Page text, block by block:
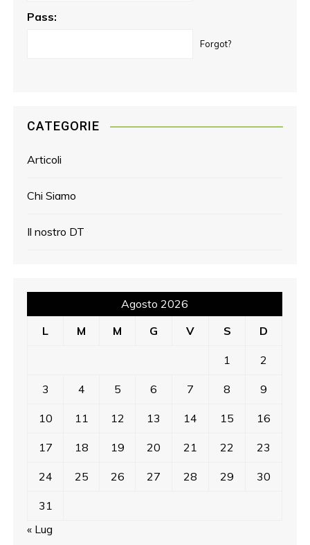
Pass:
Forgot?
CATEGORIE
Articoli
Chi Siamo
Il nostro DT
Agosto 2026
L
M M G V S D
1 2
3 4 5 6 7 8 9
10 11 12 13 14 15 16
17 18 19 20 21 22 23
24 25 26 27 28 29 30
31
« Lug